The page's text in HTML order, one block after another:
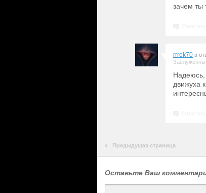
зачем ты
rrrok70 в
Надеюсь,
движуха
Предыдущая страница
Оставьте Ваш